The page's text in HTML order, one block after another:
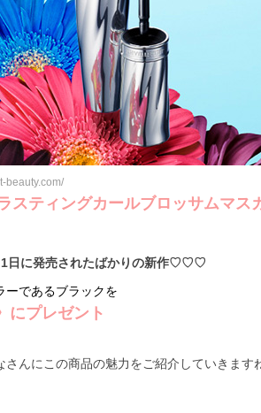
beauty.com/
スティングカールブロッサムマス
1日に発売されたばかりの新作♡♡♡
ーであるブラックを
にプレゼント
さんにこの商品の魅力をご紹介していきます